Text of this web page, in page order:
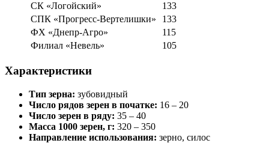
СК «Логойский»
133
СПК «Прогресс-Вертелишки»
133
ФХ «Днепр-Агро»
115
Филиал «Невель»
105
Характеристики
Тип зерна: зубовидный
Число рядов зерен в початке: 16 – 20
Число зерен в ряду: 35 – 40
Масса 1000 зерен, г: 320 – 350
Направление использования: зерно, силос